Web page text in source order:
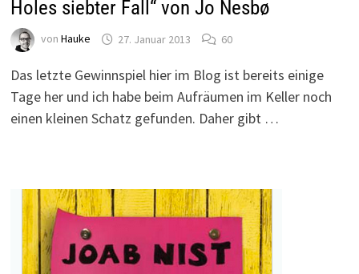
Holes siebter Fall“ von Jo Nesbø
von Hauke 27. Januar 2013 60
Das letzte Gewinnspiel hier im Blog ist bereits einige
Tage her und ich habe beim Aufräumen im Keller noch
einen kleinen Schatz gefunden. Daher gibt …